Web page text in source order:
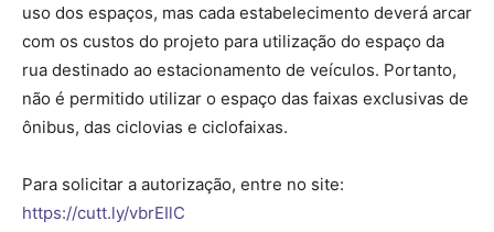
uso dos espaços, mas cada estabelecimento deverá arcar
com os custos do projeto para utilização do espaço da
rua destinado ao estacionamento de veículos. Portanto,
não é permitido utilizar o espaço das faixas exclusivas de
ônibus, das ciclovias e ciclofaixas.
Para solicitar a autorização, entre no site:
https://cutt.ly/vbrEIlC